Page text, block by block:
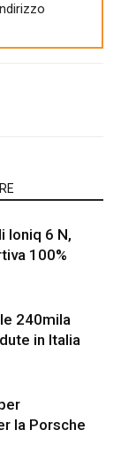
Ioniq 6 N,
100%
240mila
in Italia
la Porsche